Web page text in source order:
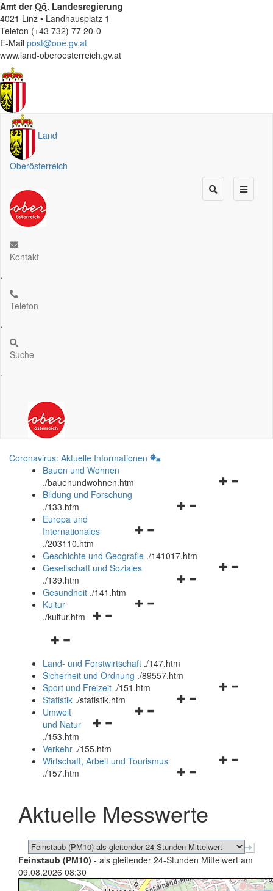
Amt derOö. Landesregierung
4021 Linz • Landhausplatz 1
Telefon (+43 732) 77 20-0
E-Mail post@ooe.gv.at
www.land-oberoesterreich.gv.at
Land
Oberösterreich
Kontakt
.
Telefon
.
Suche
.
Coronavirus: Aktuelle Informationen
Bauen und Wohnen
./bauenundwohnen.htm
Navigationsmenü
Bildung und Forschung
./133.htm
Navigationsmenü
und
schließen
Europa und
Internationales
./203110.htm
Geschichte und Geografie ./141017.htm
Navigationsmenü
Gesellschaft und Soziales
./139.htm
Navigationsmenü
Gesundheit ./141.htm
Navigationsmenü
Kultur
./kultur.htm
Navigationsmenü
und
schließen
Land- und Forstwirtschaft ./147.htm
Sicherheit und Ordnung ./89557.htm
Navigationsmenü
Sport und Freizeit ./151.htm
Navigationsmenü
Statistik ./statistik.htm
Navigationsmenü
und
schließen
Umwelt
und Natur
./153.htm
Verkehr ./155.htm
Navigationsmenü
schließen
Wirtschaft, Arbeit und Tourismus
./157.htm
Aktuelle Messwerte
Feinstaub (PM10) - als gleitender 24-Stunden Mittelwert am
09.08.2026 08:30